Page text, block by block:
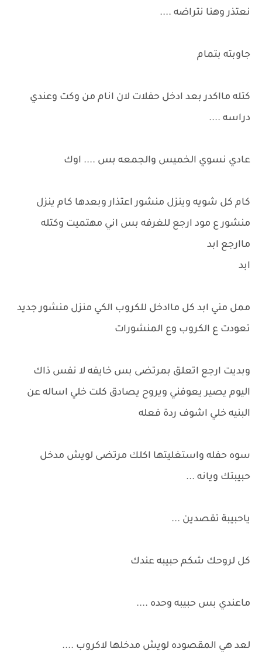
نعتذر وهنا نتراضه ....
جاوبته بتمام
كتله مااكدر بعد ادخل حفلات لان انام من وكت وعندي
دراسه ....
عادي نسوي الخميس والجمعه بس .... اوك
كام كل شويه وينزل منشور اعتذار وبعدها كام ينزل
منشور ع مود ارجع للغرفه بس اني مهتميت وكتله
ماارجع ابد
ابد
ممل مني ابد كل ماادخل للكروب الكي منزل منشور جديد
تعودت ع الكروب وع المنشورات
وبديت ارجع اتعلق بمرتضى بس خايفه لا نفس ذاك
اليوم يصير يعوفني ويروح يصادق كلت خلي اساله عن
البنيه خلي اشوف ردة فعله
سوه حفله واستغليتها اكلك مرتضى لويش مدخل
حبيبتك ويانه ...
ياحبيبة تقصدين ...
كل لروحك شكم حبيبه عندك
ماعندي بس حبيبه وحده ....
لعد هي المقصوده لويش مدخلها لاكروب ....